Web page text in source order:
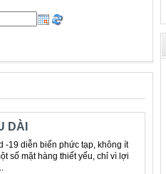
DÀI
-19 diễn biến phức tạp, không ít
số mặt hàng thiết yếu, chỉ vì lợi